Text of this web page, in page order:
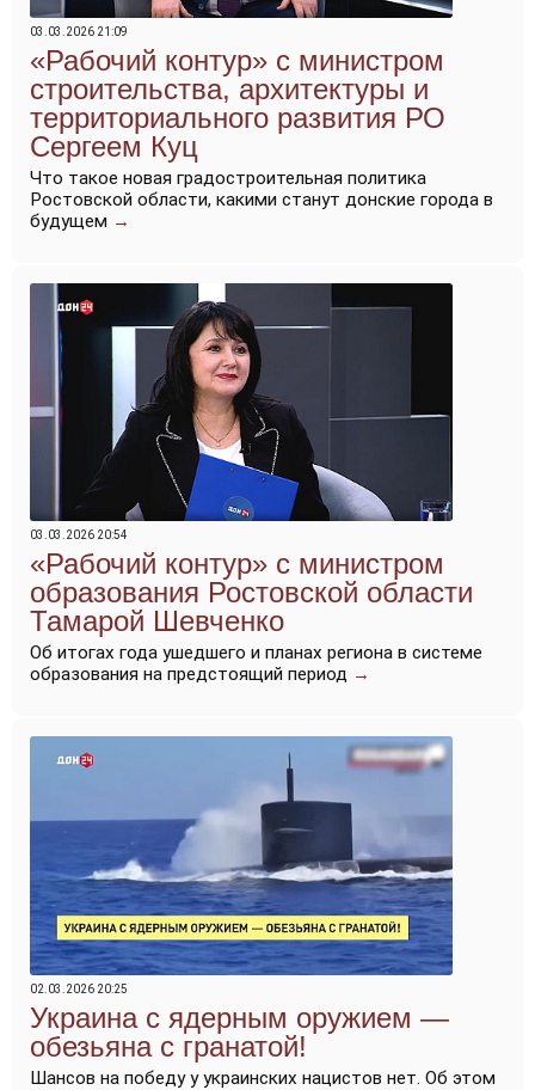
03.03.2026 21:09
«Рабочий контур» с министром
строительства, архитектуры и
территориального развития РО
Сергеем Куц
Что такое новая градостроительная политика
Ростовской области, какими станут донские города в
будущем →
03.03.2026 20:54
«Рабочий контур» с министром
образования Ростовской области
Тамарой Шевченко
Об итогах года ушедшего и планах региона в системе
образования на предстоящий период →
02.03.2026 20:25
Украина с ядерным оружием —
обезьяна с гранатой!
Шансов на победу у украинских нацистов нет. Об этом